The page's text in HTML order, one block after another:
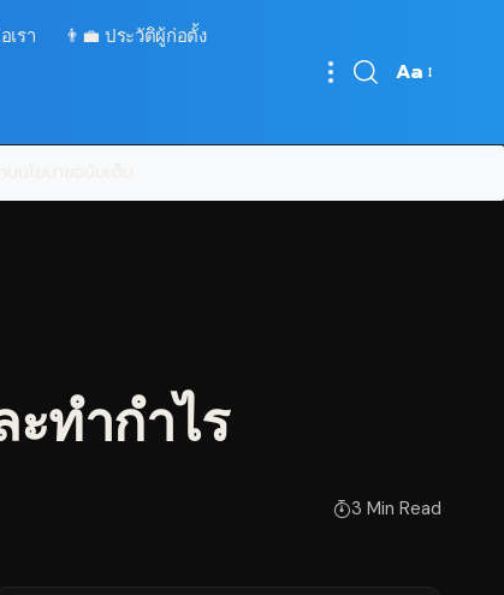
เรา 👨‍💼 ประวัติผู้ก่อตั้ง
Font
Aa
ทำกำไร
3 Min Read